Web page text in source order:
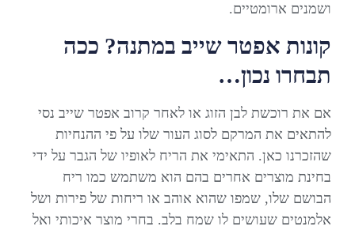
ושמנים ארומטיים.
קונות אפטר שייב במתנה? ככה
תבחרו נכון…
אם את רוכשת לבן הזוג או לאחר קרוב אפטר שייב נסי
להתאים את המרקם לסוג העור שלו על פי ההנחיות
שהזכרנו כאן. התאימי את הריח לאופיו של הגבר על ידי
בחינת מוצרים אחרים בהם הוא משתמש כמו ריח
הבושם שלו, שמפו שהוא אוהב או ריחות של פירות ושל
אלמנטים שעושים לו שמח בלב. בחרי מוצר איכותי ואל